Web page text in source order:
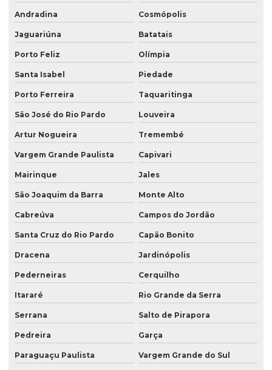
Saco valvulado para sal
Saco valvulado para textura
Saco valvulado topo
Saco valvulado15 kg
Sacos para congelados
Sacos kraft
Sacos laminados
Sacos para lanche
Sacos para laticínios
Andradina Cosmópolis
Jaguariúna Batatais
Porto Feliz Olímpia
Santa Isabel Piedade
Porto Ferreira Taquaritinga
São José do Rio Pardo Louveira
Artur Nogueira Tremembé
Vargem Grande Paulista Capivari
Mairinque Jales
São Joaquim da Barra Monte Alto
Cabreúva Campos do Jordão
Santa Cruz do Rio Pardo Capão Bonito
Dracena Jardinópolis
Pederneiras Cerquilho
Itararé Rio Grande da Serra
Serrana Salto de Pirapora
Pedreira Garça
Paraguaçu Paulista Vargem Grande do Sul